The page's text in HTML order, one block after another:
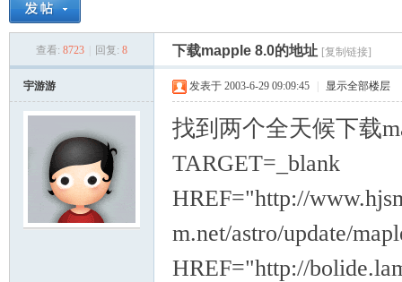
› › ›
查看: 8723 回复: 8 下载mapple 8.0的地址 [复制链接]
宇游游 发表于 2003-6-29 09:09:45 显示全部楼层
找到两个全天候下载
TARGET=_blank
HREF="http://
m.net/astro/update/
HREF="http://